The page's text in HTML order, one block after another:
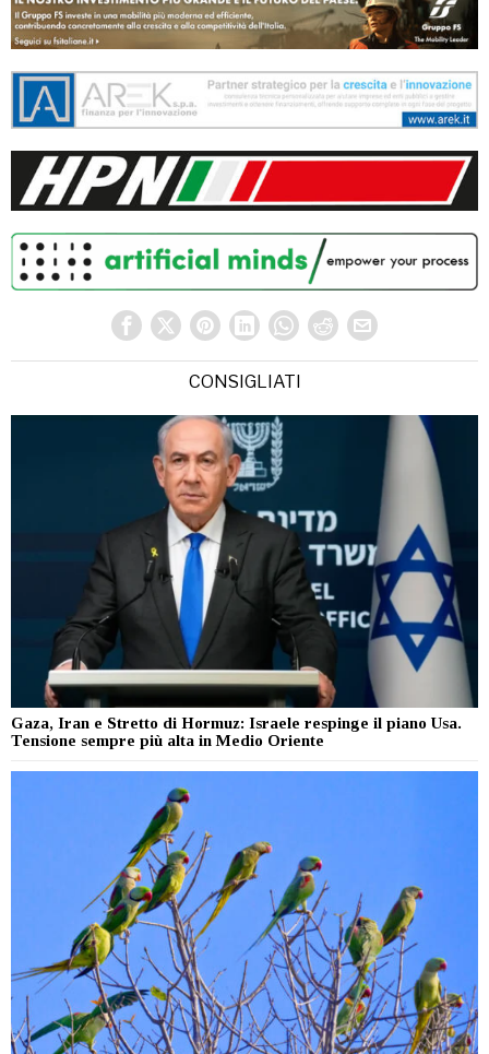
CONSIGLIATI
Gaza, Iran e Stretto di Hormuz: Israele respinge il piano Usa.
Tensione sempre più alta in Medio Oriente